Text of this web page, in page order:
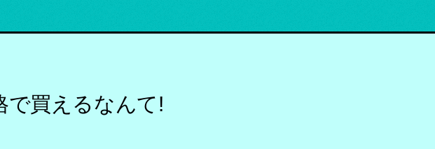
で買えるなんて!